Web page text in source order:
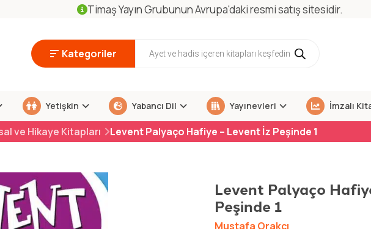
Timaş Yayın Grubunun Avrupa'daki resmi satış sitesidir.
Kategoriler
Yetişkin Yabancı Dil Yayınevleri İmzalı
ve Hikaye Kitapları Levent Palyaço Hafiye – Levent İz Peşinde 1
Levent Palyaço
Peşinde 1
Mustafa Orakçı